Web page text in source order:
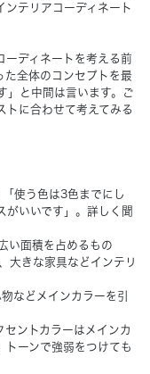
ンテリアコーディネート
ーディネートを考える前
た全体のコンセプトを最
」と中間は言います。ご
トに合わせて考えてみる
使う色は3色までにし
がいいです」。詳しく聞
い面積を占めるもの
大きな家具などインテリ
などメインカラーを引
セントカラーはメインカ
トーンで強弱をつけても